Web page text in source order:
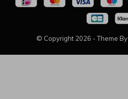
© Copyright 2026 - Theme By